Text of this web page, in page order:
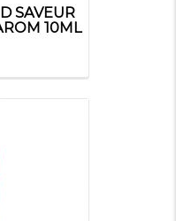
SAVEUR
10ML